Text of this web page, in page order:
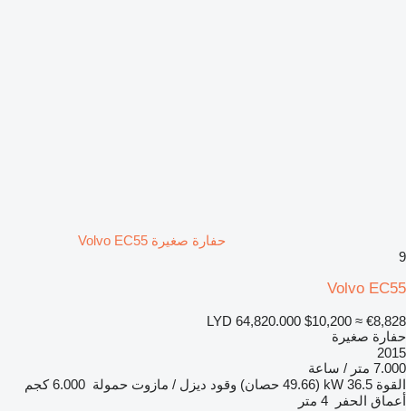
حفارة صغيرة Volvo EC55
9
Volvo EC55
LYD 64,820.000 $10,200 ≈ €8,828
حفارة صغيرة
2015
7.000 متر / ساعة
القوة 36.5 kW (49.66 حصان) وقود ديزل / مازوت حمولة 6.000 كجم
أعماق الحفر
4 متر